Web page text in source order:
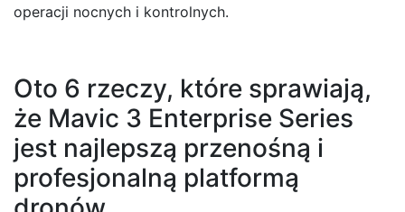
operacji nocnych i kontrolnych.
Oto 6 rzeczy, które sprawiają,
że Mavic 3 Enterprise Series
jest najlepszą przenośną i
profesjonalną platformą